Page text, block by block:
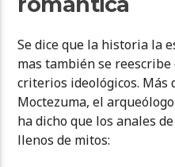
Se dice que la historia la
mas también se
criterios ideológicos. Más
Moctezuma, el
ha dicho que los anales
llenos de mitos: